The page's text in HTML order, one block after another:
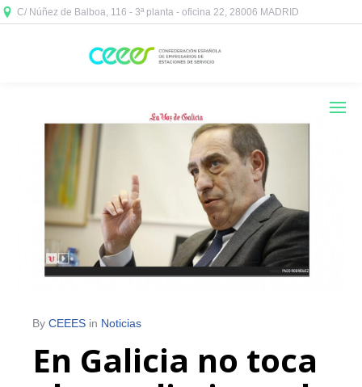
C/ Núñez de Balboa, 116 - 3ª planta - oficina 22, 28006 MADRID
By CEEES in Noticias
En Galicia no toca